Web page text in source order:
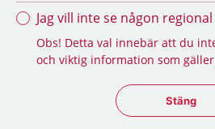
Jag vill inte se någon
Obs! Detta val innebär att du
och viktig information som
Stäng
Stäng